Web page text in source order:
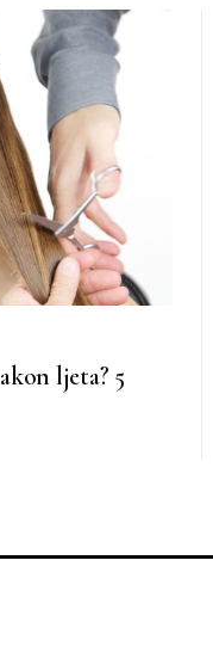
ljeta? 5